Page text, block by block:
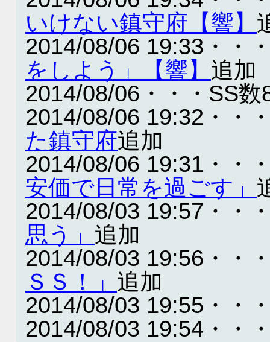
いけない鎮守府【響】
2014/08/06 19:33・・
をしよう」【響】 追加
2014/08/06・・・SS数
2014/08/06 19:32・・
た鎮守府追加
2014/08/06 19:31・・
安価で日常を過ごす」
2014/08/03 19:57・・
思う」 追加
2014/08/03 19:56・・
ＳＳ！」 追加
2014/08/03 19:55・・
2014/08/03 19:54・・